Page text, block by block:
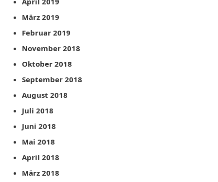
März 2019
Februar 2019
November 2018
Oktober 2018
September 2018
August 2018
Juli 2018
Juni 2018
Mai 2018
April 2018
März 2018